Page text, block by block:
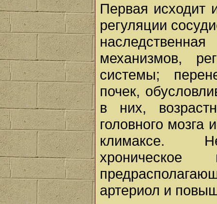
Первая исходит
регуляции
механизмов,
системы;
почек,
в них,
головного
климаксе.
артериол и